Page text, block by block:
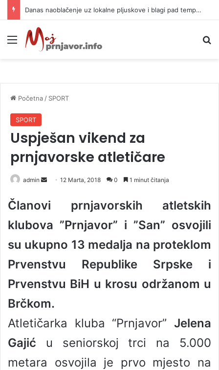
Danas naoblačenje uz lokalne pljuskove i blagi pad temperature
Meni
Početna / SPORT
SPORT
Uspješan vikend za
prnjavorske atletičare
admin
n
a
e
m
i
12 Marta, 2018 0 1 minut čitanja
Članovi prnjavorskih atletskih
klubova ”Prnjavor” i ”San” osvojili
su ukupno 13 medalja na proteklom
Prvenstvu Republike Srpske i
Prvenstvu BiH u krosu održanom u
Brčkom.
Atletičarka kluba “Prnjavor” Јelena
Gajić u seniorskoj trci na 5.000
metara osvojila je prvo mjesto na